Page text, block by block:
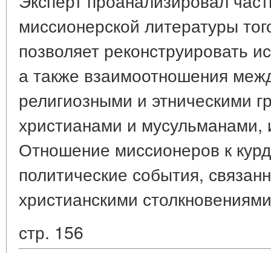
миссионерской литературы
позволяет реконструировать
а также взаимоотношения
религиозными и этническими
христианами и мусульманами,
Отношение миссионеров к
политические события,
христианскими
стр. 156